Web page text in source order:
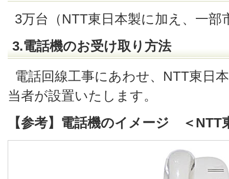
3万台（NTT東日本製に加え、一部
3.電話機のお受け取り方法
電話回線工事にあわせ、NTT東日
当者が設置いたします。
【参考】電話機のイメージ ＜NTT